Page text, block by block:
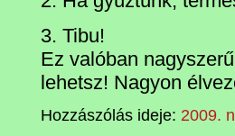
3. Tibu!
Ez valóban
lehetsz! Nagyon
Hozzászólás ideje: 2009.